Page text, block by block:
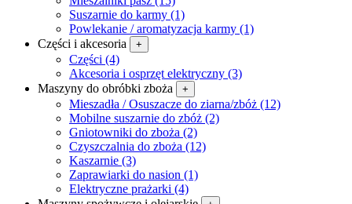
Suszarnie do karmy (1)
Powlekanie / aromatyzacja karmy (1)
Części i akcesoria
+
Części (4)
Akcesoria i osprzęt elektryczny (3)
Maszyny do obróbki zboża
+
Mieszadła / Osuszacze do ziarna/zbóż (12)
Mobilne suszarnie do zbóż (2)
Gniotowniki do zboża (2)
Czyszczalnia do zboża (12)
Kaszarnie (3)
Zaprawiarki do nasion (1)
Elektryczne prażarki (4)